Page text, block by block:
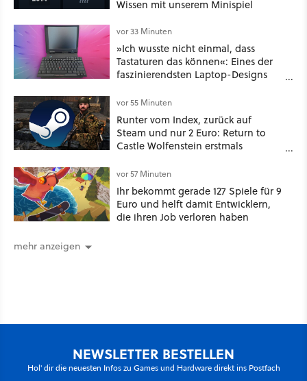
Wissen mit unserem Minispiel
vor 33 Minuten
»Ich wusste nicht einmal, dass
Tastaturen das können«: Eines der
faszinierendsten Laptop-Designs
vor 55 Minuten
Runter vom Index, zurück auf
Steam und nur 2 Euro: Return to
Castle Wolfenstein erstmals
Markt
vor 57 Minuten
Ihr bekommt gerade 127 Spiele für 9
Euro und helft damit Entwicklern,
die ihren Job verloren haben
mehr anzeigen
NEWSLETTER BESTELLEN
Hol' dir die neuesten Infos zu Games und Hardware direkt ins Postfach